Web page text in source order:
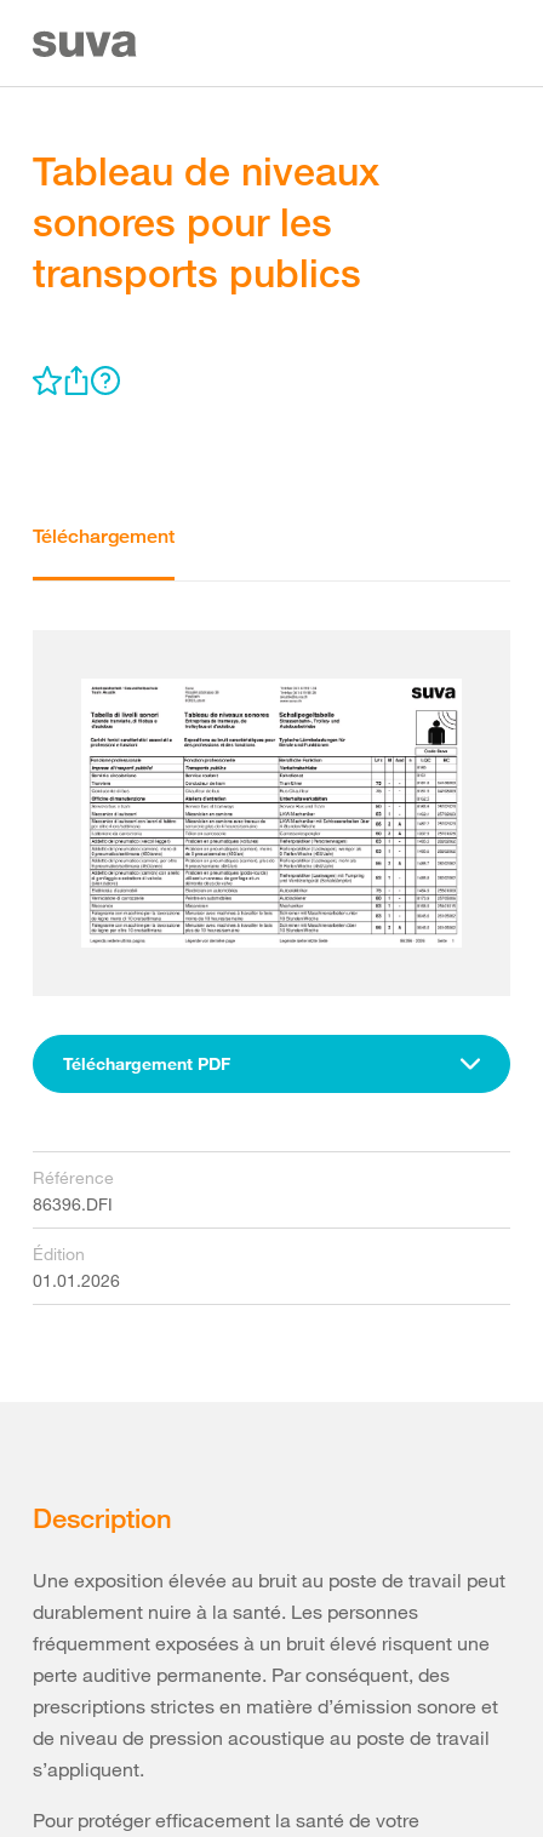
Tableau de niveaux
sonores pour les
transports publics
Téléchargement
Téléchargement PDF
Référence
86396.DFI
Édition
01.01.2026
Description
Une exposition élevée au bruit au poste de travail peut
durablement nuire à la santé. Les personnes
fréquemment exposées à un bruit élevé risquent une
perte auditive permanente. Par conséquent, des
prescriptions strictes en matière d’émission sonore et
de niveau de pression acoustique au poste de travail
s’appliquent.
Pour protéger efficacement la santé de votre